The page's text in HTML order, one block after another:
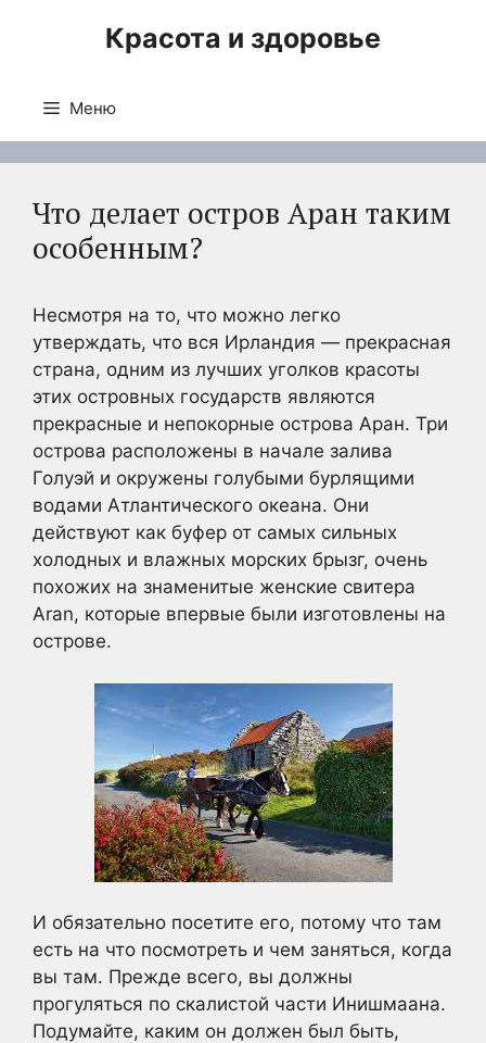
Красота и здоровье
Меню
Что делает остров Аран таким
особенным?
Несмотря на то, что можно легко
утверждать, что вся Ирландия — прекрасная
страна, одним из лучших уголков красоты
этих островных государств являются
прекрасные и непокорные острова Аран. Три
острова расположены в начале залива
Голуэй и окружены голубыми бурлящими
водами Атлантического океана. Они
действуют как буфер от самых сильных
холодных и влажных морских брызг, очень
похожих на знаменитые женские свитера
Aran, которые впервые были изготовлены на
острове.
И обязательно посетите его, потому что там
есть на что посмотреть и чем заняться, когда
вы там. Прежде всего, вы должны
прогуляться по скалистой части Инишмаана.
Подумайте, каким он должен был быть,